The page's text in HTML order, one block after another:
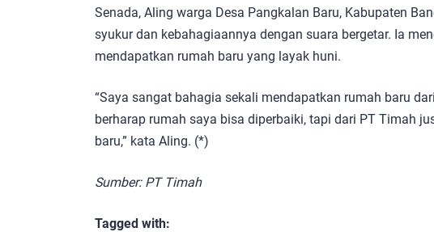
Senada, Aling warga Desa Pangkalan Baru, Kabupaten
syukur dan kebahagiaannya dengan suara bergetar. Ia
mendapatkan rumah baru yang layak huni.
“Saya sangat bahagia sekali mendapatkan rumah baru
berharap rumah saya bisa diperbaiki, tapi dari PT Timah
baru,” kata Aling. (*)
Sumber: PT Timah
Tagged with: